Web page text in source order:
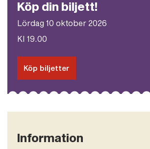
Köp din biljett!
Lördag 10 oktober 2026
Kl 19.00
Köp biljetter
Information